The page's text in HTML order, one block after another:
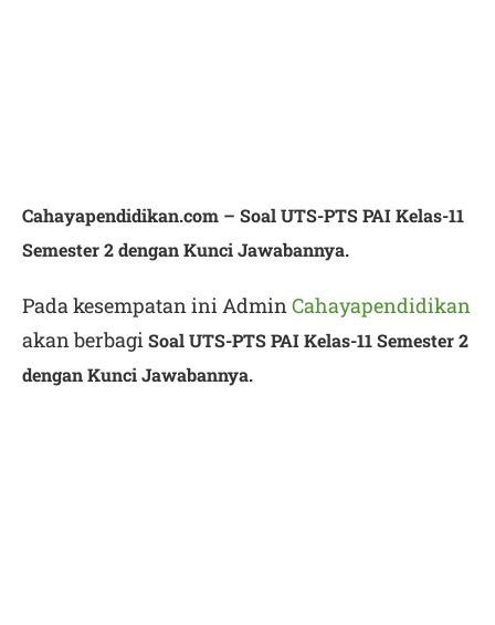
Cahayapendidikan.com – Soal UTS-PTS PAI Kelas-11
Semester 2 dengan Kunci Jawabannya.
Pada kesempatan ini AdminCahayapendidikan
akan berbagiSoal UTS-PTS PAI Kelas-11 Semester 2
dengan Kunci Jawabannya.